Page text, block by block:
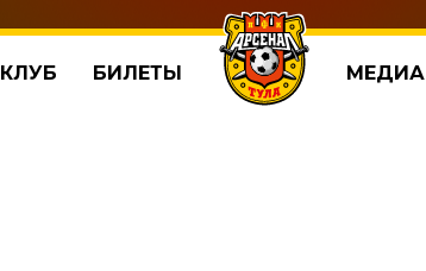
КЛУБ БИЛЕТЫ МЕДИА